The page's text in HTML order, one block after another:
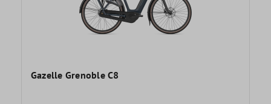
Gazelle Grenoble C8